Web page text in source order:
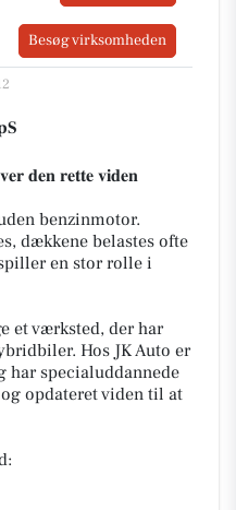
Besøg virksomheden
𝐝𝐞𝐧 𝐫𝐞𝐭𝐭𝐞 𝐯𝐢𝐝𝐞𝐧
benzinmotor.
dækkene belastes ofte
en stor rolle i
et værksted, der har
Hos JK Auto er
har specialuddannede
opdateret viden til at